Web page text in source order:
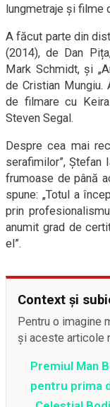
lungmetraje și filme
A făcut parte din
(2014), de Dan
Mark Schmidt, și
de Cristian
de filmare cu
Steven Segal.
Despre cea mai
serafimilor”, Ștefan
frumoase de până
spune: „Totul a
prin
anumit grad de
el”.
Context și
Pentru o imagine
și aceste articole
Premiul Man
pentru prima